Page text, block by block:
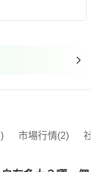
市場行情(2) 社